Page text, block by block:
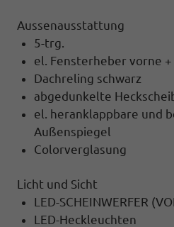
Aussenausstattung
5-trg.
el. Fensterheber vorne
Dachreling schwarz
abgedunkelte
el. heranklappbare und
Außenspiegel
Colorverglasung
Licht und Sicht
LED-SCHEINWERFER
LED-Heckleuchten